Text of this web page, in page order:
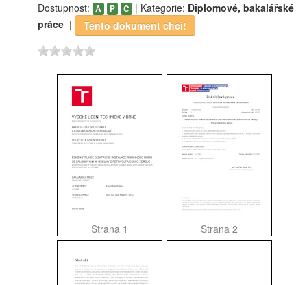
Dostupnost: A P C | Kategorie: Diplomové, bakalářské
práce| Tento dokument chci!
Strana 1 Strana 2